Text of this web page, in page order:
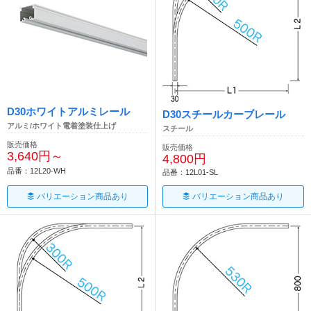
D30ホワイトアルミレール
アルミ/ホワイト電着塗装仕上げ
販売価格
3,640円～
品番：12L20-WH
バリエーション商品あり
D30スチールカーブレール
スチール
販売価格
4,800円
品番：12L01-SL
バリエーション商品あり